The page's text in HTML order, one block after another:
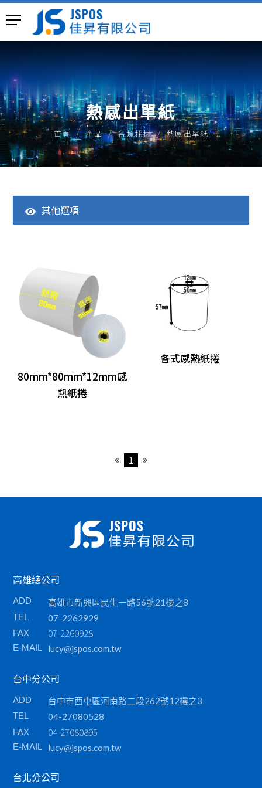
熱感出單紙
首頁 產品 各類耗材 熱感出單紙
其他選項
全部產品
分離式POS主機
Panel PC
自助點餐機
客顯/觸控螢幕
發票機
各類耗材
各式標籤、碳帶
80mm*80mm*12mm感
熱紙捲
各式感熱紙捲
1
高雄總公司
ADD 高雄市新興區民生一路56號21樓之8
TEL 07-2262929
FAX 07-2260928
E-MAIL lucy@jspos.com.tw
台中分公司
ADD 台中市西屯區河南路二段262號12樓之3
TEL 04-27080528
FAX 04-27080895
E-MAIL lucy@jspos.com.tw
台北分公司